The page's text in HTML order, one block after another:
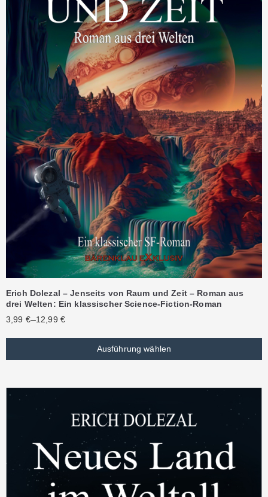
Erich Dolezal – Jenseits von Raum und Zeit – Roman aus
drei Welten: Ein klassischer Science-Fiction-Roman
3,99 €–12,99 €
Ausführung wählen